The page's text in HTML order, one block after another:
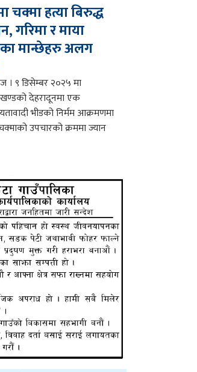
चक्मा हत्या बिरुद्ध
गरिमा र माया
मान्छेहरु अलग
। ९ डिसेम्बर २०२५ मा
देहरादूनमा एक
भीडको निर्मम आक्रमणमा
उपचारको क्रममा ज्यान